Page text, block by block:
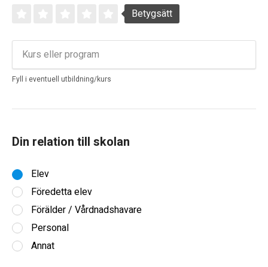
Betygsätt
Fyll i eventuell utbildning/kurs
Din relation till skolan
Elev
Föredetta elev
Förälder / Vårdnadshavare
Personal
Annat